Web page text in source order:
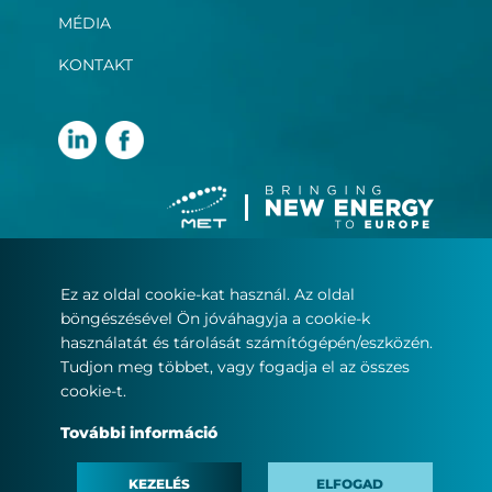
MÉDIA
KONTAKT
Felhasználási feltételek
Adatvédelmi nyilatkozat
Sütikezelés
MET.com – Minden jog fenntartva.
Ez az oldal cookie-kat használ. Az oldal
böngészésével Ön jóváhagyja a cookie-k
használatát és tárolását számítógépén/eszközén.
Tudjon meg többet, vagy fogadja el az összes
cookie-t.
További információ
KEZELÉS ELFOGAD